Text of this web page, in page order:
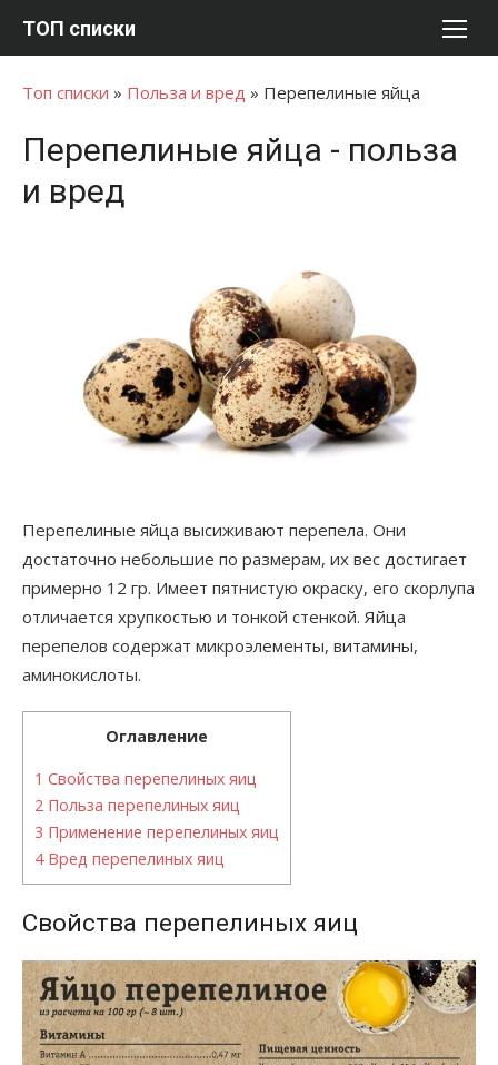
ТОП списки
Топ списки » Польза и вред » Перепелиные яйца
Перепелиные яйца - польза
и вред
Перепелиные яйца высиживают перепела. Они
достаточно небольшие по размерам, их вес достигает
примерно 12 гр. Имеет пятнистую окраску, его скорлупа
отличается хрупкостью и тонкой стенкой. Яйца
перепелов содержат микроэлементы, витамины,
аминокислоты.
Оглавление
1 Свойства перепелиных яиц
2 Польза перепелиных яиц
3 Применение перепелиных яиц
4Вред перепелиных яиц
Свойства перепелиных яиц